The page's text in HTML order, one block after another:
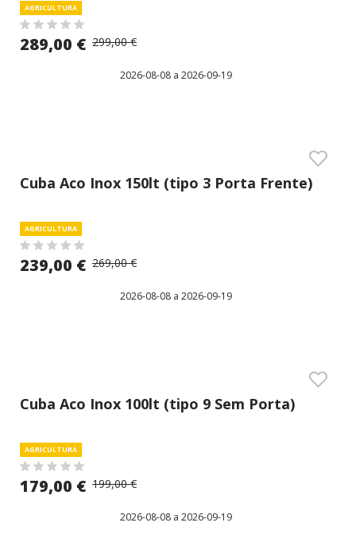
AGRICULTURA
289,00 € 299,00 €
2026-08-08 a 2026-09-19
Cuba Aco Inox 150lt (tipo 3 Porta Frente)
AGRICULTURA
239,00 € 269,00 €
2026-08-08 a 2026-09-19
Cuba Aco Inox 100lt (tipo 9 Sem Porta)
AGRICULTURA
179,00 € 199,00 €
2026-08-08 a 2026-09-19